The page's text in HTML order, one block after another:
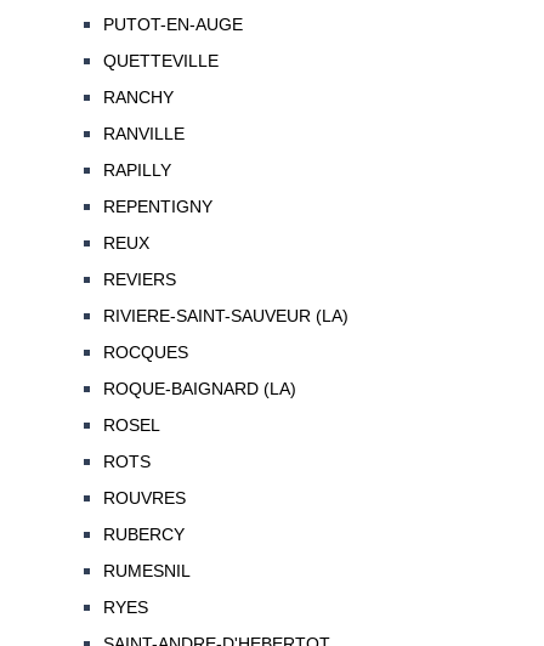
PUTOT-EN-AUGE
QUETTEVILLE
RANCHY
RANVILLE
RAPILLY
REPENTIGNY
REUX
REVIERS
RIVIERE-SAINT-SAUVEUR (LA)
ROCQUES
ROQUE-BAIGNARD (LA)
ROSEL
ROTS
ROUVRES
RUBERCY
RUMESNIL
RYES